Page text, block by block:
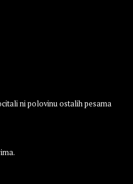
ni polovinu ostalih pesama